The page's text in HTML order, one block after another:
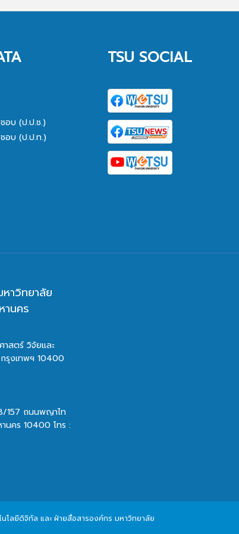
อบ (ป.ป.ช.)
อบ (ป.ป.ท.)
TSU SOCIAL
าวิทยาลัย
นคร
าสตร์ วิจัยและ
รุงเทพฯ 10400
157 ถนนพญาไท
นคร 10400 โทร :
โลยีดิจิทัล และ ฝ่ายสื่อสารองค์กร มหาวิทยาลัย